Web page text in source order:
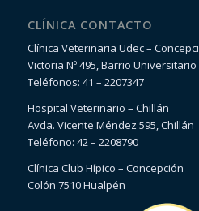
CLÍNICA CONTACTO
Clínica Veterinaria Udec –
Victoria Nº 495, Barrio
Teléfonos: 41 – 2207347
Hospital Veterinario – Chillán
Avda. Vicente Méndez 595, Chillán
Teléfono: 42 – 2208790
Clínica Club Hípico – Concepción
Colón 7510 Hualpén